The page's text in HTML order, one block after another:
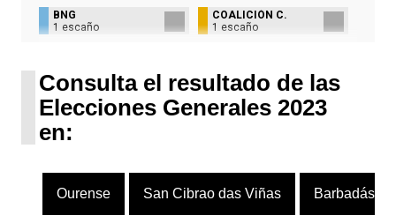
BNG
1 escaño
COALICIÓN C.
1 escaño
Consulta el resultado de las
Elecciones Generales 2023
en:
Ourense San Cibrao das Viñas Barbadás